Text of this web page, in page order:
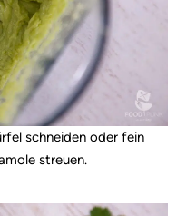
schneiden oder fein
streuen.